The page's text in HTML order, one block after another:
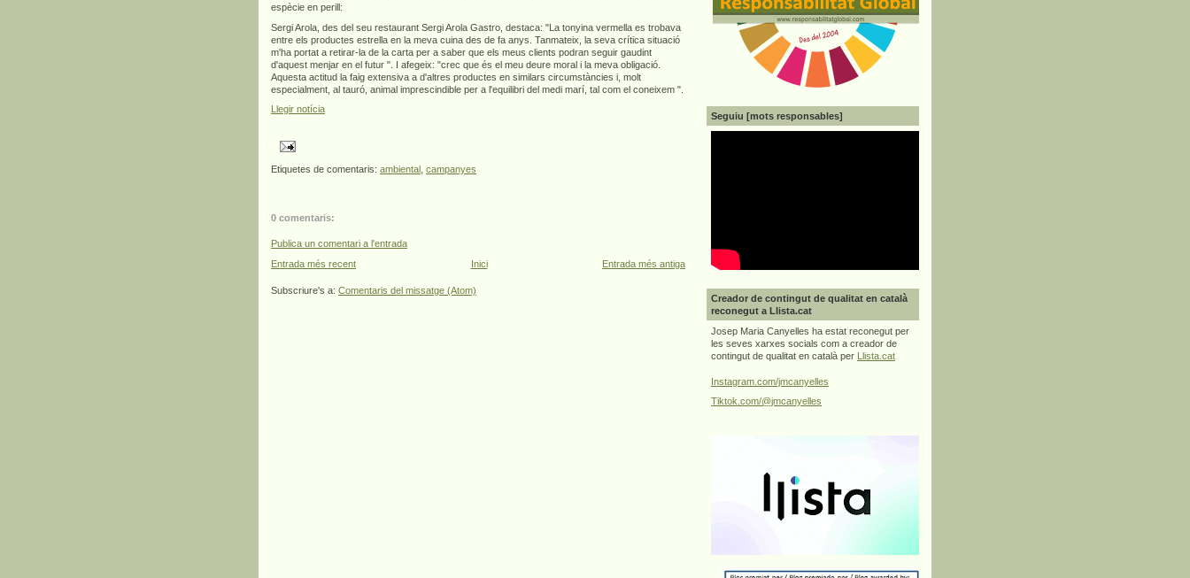
espècie en perill:
Sergi Arola, des del seu restaurant Sergi Arola Gastro, destaca: "La tonyina vermella es trobava
entre els productes estrella en la meva cuina des de fa anys. Tanmateix, la seva crítica situació
m'ha portat a retirar-la de la carta per a saber que els meus clients podran seguir gaudint
d'aquest menjar en el futur ". I afegeix: "crec que és el meu deure moral i la meva obligació.
Aquesta actitud la faig extensiva a d'altres productes en similars circumstàncies i, molt
especialment, al tauró, animal imprescindible per a l'equilibri del medi marí, tal com el coneixem ".
Llegir notícia
Etiquetes de comentaris: ambiental campanyes
0 comentaris:
Publica un comentari a l'entrada
Entrada més recent
Entrada més antiga
Inici
Subscriure's a: Comentaris del missatge (Atom)
Seguiu [mots responsables]
Creador de contingut de qualitat en català
reconegut a Llista.cat
Josep Maria Canyelles ha estat reconegut per
les seves xarxes socials com a creador de
contingut de qualitat en català per
Llista.cat
Instagram.com/jmcanyelles
Tiktok.com/@jmcanyelles